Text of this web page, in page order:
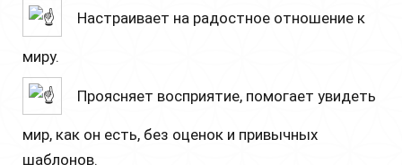
Настраивает на радостное отношение к
миру.
Проясняет восприятие, помогает увидеть
мир, как он есть, без оценок и привычных
шаблонов.